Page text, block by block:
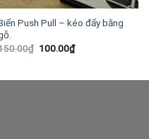
Push Pull – kéo đẩy bằng
₫ Giá
100.00₫Giá
hiện